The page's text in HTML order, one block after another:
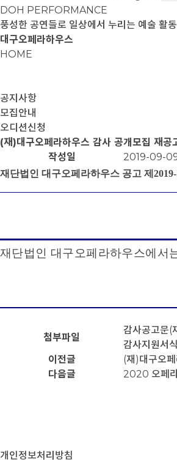
DOH PERFORMANCE
풍성한 공연들로 일상에서 누리는 예술 활동
대구오페라하우스
HOME
공지사항
모집안내
오디션신청
(재)대구오페라하우스 감사 공개모집 재공
작성일
2019-09-
재단법인 대구오페라하우스 공고 제
재단법인 대구오페라하우스에서
첨부파일
감사공고문
감사지원서
이전글
(재)대구오
다음글
2020 오페
개인정보처리방침